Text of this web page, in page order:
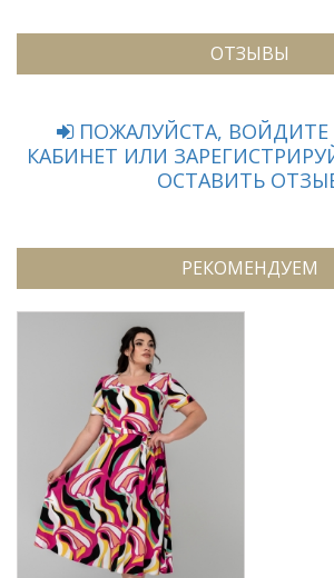
ОТЗЫВЫ
ПОЖАЛУЙСТА,
КАБИНЕТ ИЛИ
ОСТАВИТЬ
РЕКОМЕНДУЕМ